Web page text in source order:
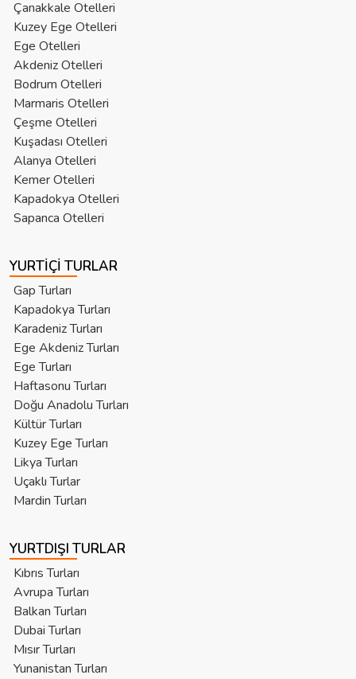
Çanakkale Otelleri
Kuzey Ege Otelleri
Ege Otelleri
Akdeniz Otelleri
Bodrum Otelleri
Marmaris Otelleri
Çeşme Otelleri
Kuşadası Otelleri
Alanya Otelleri
Kemer Otelleri
Kapadokya Otelleri
Sapanca Otelleri
YURTIÇI TURLAR
Gap Turları
Kapadokya Turları
Karadeniz Turları
Ege Akdeniz Turları
Ege Turları
Haftasonu Turları
Doğu Anadolu Turları
Kültür Turları
Kuzey Ege Turları
Likya Turları
Uçaklı Turlar
Mardin Turları
YURTDIŞI TURLAR
Kıbrıs Turları
Avrupa Turları
Balkan Turları
Dubai Turları
Mısır Turları
Yunanistan Turları